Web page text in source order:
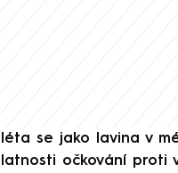
se jako lavina v
očkování proti